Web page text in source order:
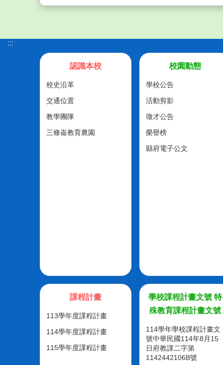
:::
認識本校
校史沿革
交通位置
教學團隊
三條崙教育農園
校園動態
學校公告
活動剪影
徵才公告
榮譽榜
縣府電子公文
課程計畫
113學年度課程計畫
114學年度課程計畫
115學年度課程計畫
學校課程計畫文號 特
殊教育課程計畫文號
114學年學校課程計畫文
號中華民國114年8月15
日府教課二字第
1142442106B號